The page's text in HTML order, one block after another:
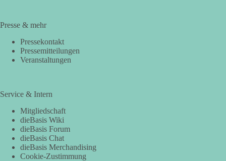
Presse & mehr
Pressekontakt
Pressemitteilungen
Veranstaltungen
Service & Intern
Mitgliedschaft
dieBasis Wiki
dieBasis Forum
dieBasis Chat
dieBasis Merchandising
Cookie-Zustimmung